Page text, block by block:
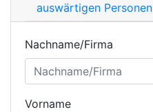
auswärtigen Personen
Nachname/Firma
Vorname